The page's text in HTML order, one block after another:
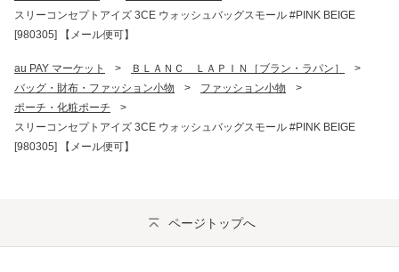
スリーコンセプトアイズ 3CE ウォッシュバッグスモール #PINK BEIGE
[980305] 【メール便可】
au PAY マーケット > ＢＬＡＮＣ　ＬＡＰＩＮ［ブラン・ラパン］
>
バッグ・財布・ファッション小物
> ファッション小物
>
ポーチ・化粧ポーチ
>
スリーコンセプトアイズ 3CE ウォッシュバッグスモール #PINK BEIGE
[980305] 【メール便可】
ページトップへ